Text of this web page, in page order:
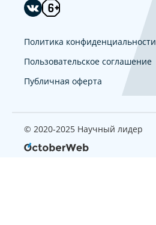
Политика конфиденциальности
Пользовательское соглашение
Публичная оферта
© 2020-2025 Научный лидер